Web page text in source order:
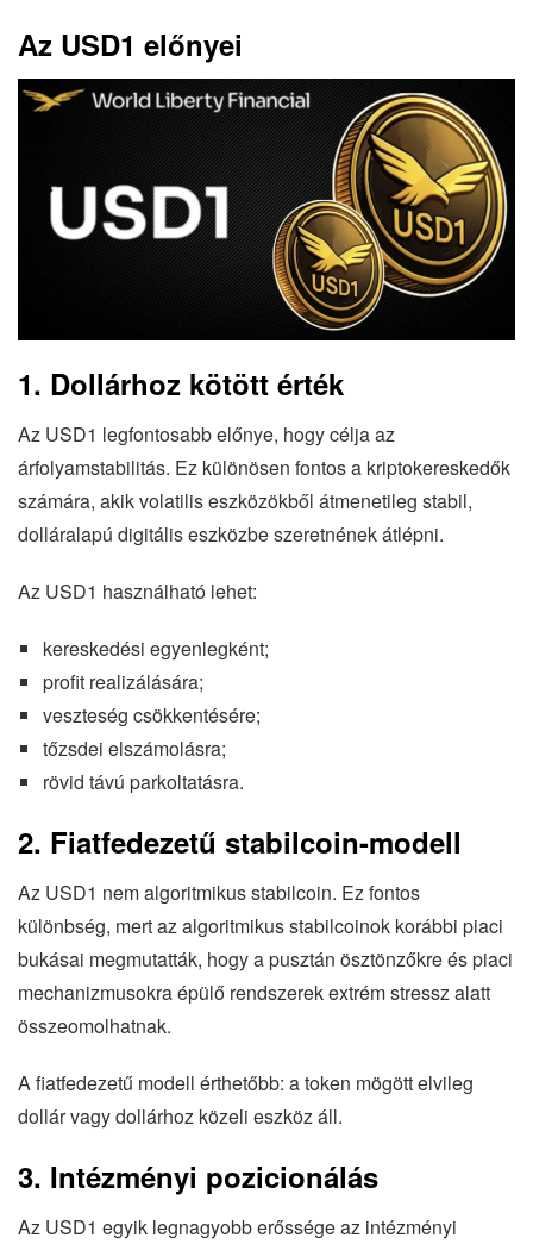
Az USD1 előnyei
1. Dollárhoz kötött érték
Az USD1 legfontosabb előnye, hogy célja az
árfolyamstabilitás. Ez különösen fontos a kriptokereskedők
számára, akik volatilis eszközökből átmenetileg stabil,
dolláralapú digitális eszközbe szeretnének átlépni.
Az USD1 használható lehet:
kereskedési egyenlegként;
profit realizálására;
veszteség csökkentésére;
tőzsdei elszámolásra;
rövid távú parkoltatásra.
2. Fiatfedezetű stabilcoin-modell
Az USD1 nem algoritmikus stabilcoin. Ez fontos
különbség, mert az algoritmikus stabilcoinok korábbi piaci
bukásai megmutatták, hogy a pusztán ösztönzőkre és piaci
mechanizmusokra épülő rendszerek extrém stressz alatt
összeomolhatnak.
A fiatfedezetű modell érthetőbb: a token mögött elvileg
dollár vagy dollárhoz közeli eszköz áll.
3. Intézményi pozicionálás
Az USD1 egyik legnagyobb erőssége az intézményi